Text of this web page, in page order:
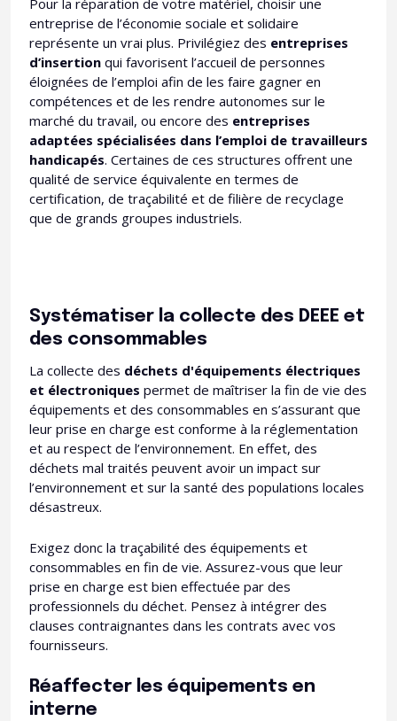
Pour la réparation de votre matériel, choisir une
entreprise de l’économie sociale et solidaire
représente un vrai plus. Privilégiez des entreprises
d’insertion qui favorisent l’accueil de personnes
éloignées de l’emploi afin de les faire gagner en
compétences et de les rendre autonomes sur le
marché du travail, ou encore des entreprises
adaptées spécialisées dans l’emploi de travailleurs
handicapés. Certaines de ces structures offrent une
qualité de service équivalente en termes de
certification, de traçabilité et de filière de recyclage
que de grands groupes industriels.
Systématiser la collecte des DEEE et
des consommables
La collecte des déchets d'équipements électriques
et électroniques permet de maîtriser la fin de vie des
équipements et des consommables en s’assurant que
leur prise en charge est conforme à la réglementation
et au respect de l’environnement. En effet, des
déchets mal traités peuvent avoir un impact sur
l’environnement et sur la santé des populations locales
désastreux.
Exigez donc la traçabilité des équipements et
consommables en fin de vie. Assurez-vous que leur
prise en charge est bien effectuée par des
professionnels du déchet. Pensez à intégrer des
clauses contraignantes dans les contrats avec vos
fournisseurs.
Réaffecter les équipements en
interne